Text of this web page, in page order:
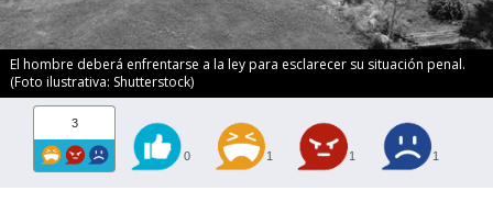
El hombre deberá enfrentarse a la ley para esclarecer su situación penal.
(Foto ilustrativa: Shutterstock)
3
0 1 1 1